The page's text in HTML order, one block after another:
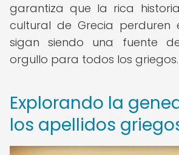
garantiza que la rica
cultural de Grecia perduren
sigan siendo una fuente
orgullo para todos los griegos.
Explorando la
los apellidos